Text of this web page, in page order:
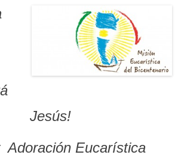
Jesús!
Eucarística